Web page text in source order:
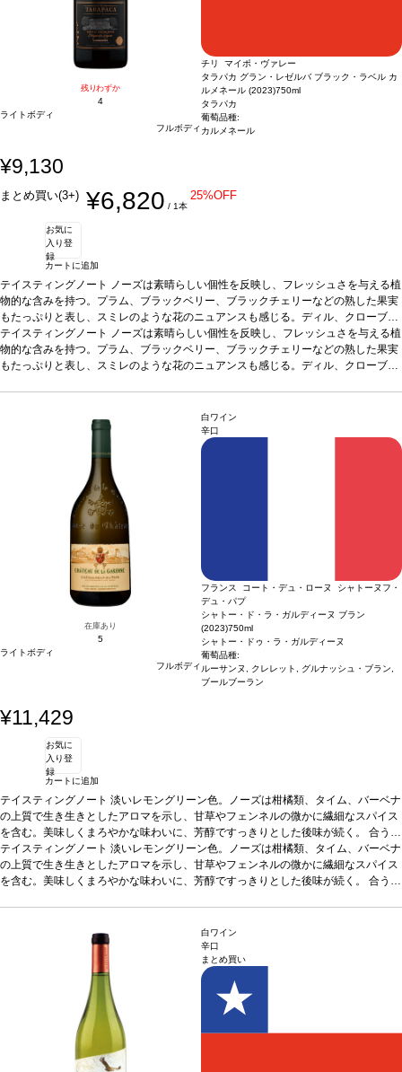
残りわずか
4
ライトボディ
フルボディ
チリ マイポ・ヴァレー
タラパカ グラン・レゼルバ ブラック・ラベル カ
ルメネール (2023)750ml
タラパカ
葡萄品種:
カルメネール
¥9,130
まとめ買い(3+) ¥6,820 / 1本
25%OFF
お気に
入り登
録
カートに追加
テイスティングノート ノーズは素晴らしい個性を反映し、フレッシュさを与える植
物的な含みを持つ。プラム、ブラックベリー、ブラックチェリーなどの熟した果実
もたっぷりと表し、スミレのような花のニュアンスも感じる。ディル、クローブ、
黒胡椒、バニラなどのスパイシーさが、複雑さの核となっている。力強く滑らかな
テクスチャーの味わいに、タンニンの繊細さも際立ち、バランスの良い余韻が長く
残る。葡萄品種 カルメネール*本ヴィンテージが在庫切れの場合、在庫があり価格
テイスティングノート ノーズは素晴らしい個性を反映し、フレッシュさを与える植
物的な含みを持つ。プラム、ブラックベリー、ブラックチェリーなどの熟した果実
もたっぷりと表し、スミレのような花のニュアンスも感じる。ディル、クローブ、
*本ヴィンテージが在庫切れの場合、在庫があり価格
が同様の場合は自動的に次のヴィンテージに変更されます、ご了承ください。
在庫あり
5
ライトボディ
フルボディ
白ワイン
辛口
フランス コート・デュ・ローヌ シャトーヌフ・
デュ・パプ
シャトー・ド・ラ・ガルディーヌ ブラン
(2023)750ml
シャトー・ドゥ・ラ・ガルディーヌ
葡萄品種:
ルーサンヌ, クレレット, グルナッシュ・ブラン,
ブールブーラン
¥11,429
お気に
入り登
録
カートに追加
テイスティングノート 淡いレモングリーン色。ノーズは柑橘類、タイム、バーベナ
の上質で生き生きとしたアロマを示し、甘草やフェンネルの微かに繊細なスパイス
を含む。美味しくまろやかな味わいに、芳醇ですっきりとした後味が続く。 合う料
理ラビオリ、トリュフ入りスクランブルエッグ葡萄品種ルーサンヌ 50%、グルナ
ッシュ・ブラン 20%、クラレット 20%、ブールブラン 10%*本ヴィンテージが在
庫切れの場合、在庫があり価格が同様の場合は自動的に次のヴィンテージに変更さ
テイスティングノート 淡いレモングリーン色。ノーズは柑橘類、タイム、バーベナ
の上質で生き生きとしたアロマを示し、甘草やフェンネルの微かに繊細なスパイス
を含む。美味しくまろやかな味わいに、芳醇ですっきりとした後味が続く。 合う料
庫切れの場合、在庫があり価格が同様の場合は自動的に次のヴィンテージに変更さ
れますのでご了承ください。
白ワイン
辛口
まとめ買い